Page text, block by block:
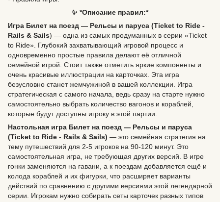
✨ *Описание правил:*
Игра Билет на поезд — Рельсы и паруса (Ticket to Ride -
Rails & Sails) — одна из самых продуманных в серии «Ticket
to Ride». Глубокий захватывающий игровой процесс и
одновременно простые правила делают её отличной
семейной игрой. Стоит также отметить яркие компоненты и
очень красивые иллюстрации на карточках. Эта игра
безусловно станет жемчужиной в вашей коллекции. Игра
стратегическая с самого начала, ведь сразу на старте нужно
самостоятельно выбрать количество вагонов и кораблей,
которые будут доступны игроку в этой партии.
Настольная игра Билет на поезд — Рельсы и паруса
(Ticket to Ride - Rails & Sails) — это семейная стратегия на
тему путешествий для 2-5 игроков на 90-120 минут. Это
самостоятельная игра, не требующая других версий. В игре
гонки заменяются на гавани, а к поездам добавляется ещё и
колода кораблей и их фигурки, что расширяет варианты
действий по сравнению с другими версиями этой легендарной
серии. Игрокам нужно собирать сеты карточек разных типов